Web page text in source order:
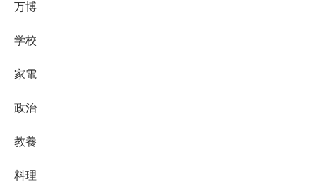
万博
学校
家電
政治
教養
料理